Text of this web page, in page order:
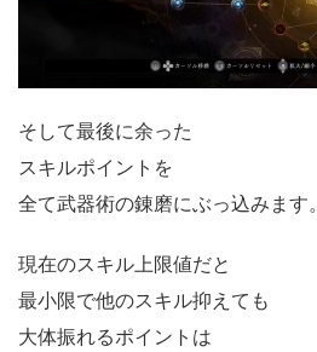
そして最後に余った
スキルポイントを
全て武器術の錬磨にぶっ込みます。
現在のスキル上限値だと
最小限で他のスキル抑えても
大体振れるポイントは